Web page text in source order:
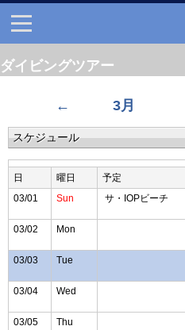
ダイビングツアー
← 3月
スケジュール
日 曜日
予定
03/01
Sun サ・IOPビーチ
03/02 Mon
03/03 Tue
03/04 Wed
03/05 Thu